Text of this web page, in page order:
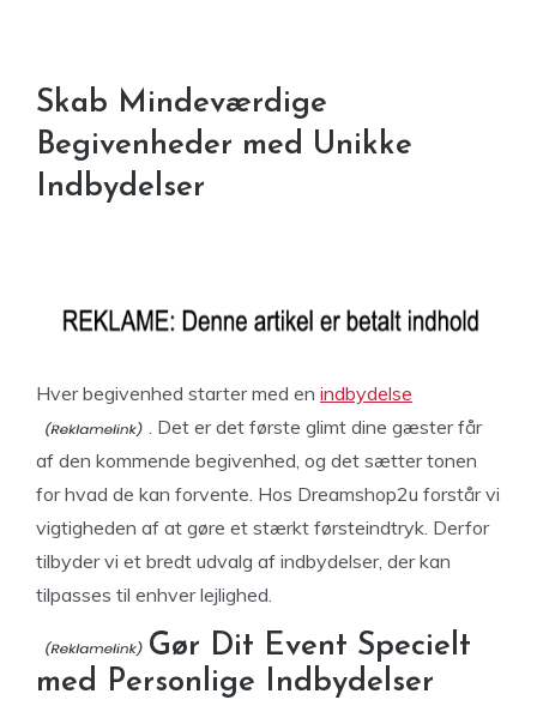
Skab Mindeværdige
Begivenheder med Unikke
Indbydelser
Hver begivenhed starter med en indbydelse
. Det er det første glimt dine gæster får
af den kommende begivenhed, og det sætter tonen
for hvad de kan forvente. Hos Dreamshop2u forstår vi
vigtigheden af at gøre et stærkt førsteindtryk. Derfor
tilbyder vi et bredt udvalg af indbydelser, der kan
tilpasses til enhver lejlighed.
Gør Dit Event Specielt
med Personlige Indbydelser